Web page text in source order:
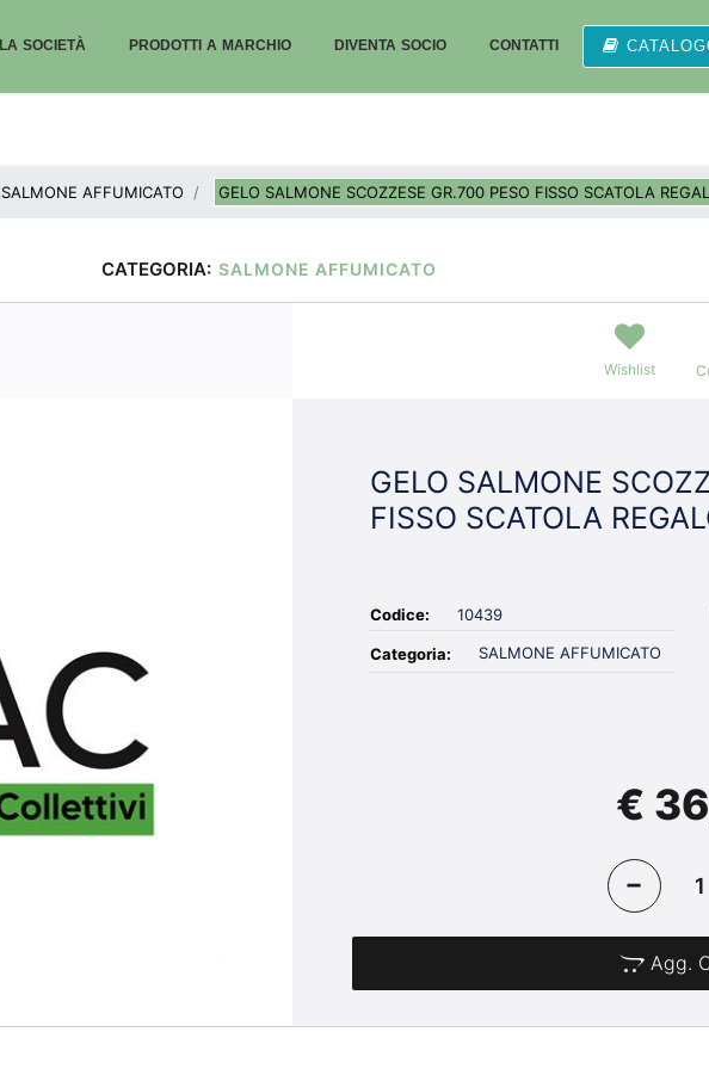
LA SOCIETÀ PRODOTTI A MARCHIO DIVENTA SOCIO CONTATTI
SALMONE AFFUMICATO GELO SALMONE SCOZZESE GR.700 PESO FISSO SCATOLA
CATEGORIA: SALMONE AFFUMICATO
Wishlist
GELO SALMONE
FISSO SCATOLA
Codice: 10439
Categoria: SALMONE AFFUMICATO
€
Agg.